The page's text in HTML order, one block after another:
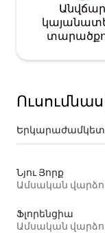
Անվճար
Երկարաժամկետ
Նյու Յորք
Ամսական
Ֆլորենցիա
Ամսական